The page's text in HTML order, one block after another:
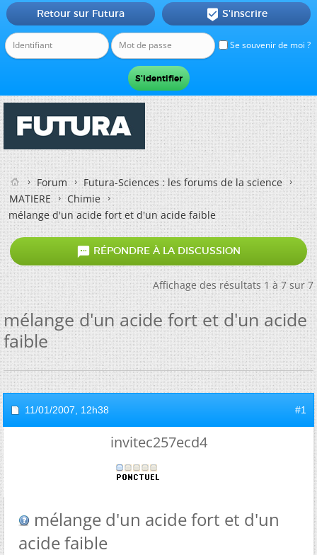
Se souvenir de moi ?
Retour sur Futura  S'inscrire
Forum
Futura-Sciences : les forums de la science
MATIERE
Chimie
mélange d'un acide fort et d'un acide faible
 RÉPONDRE À LA DISCUSSION
Affichage des résultats 1 à 7 sur 7
mélange d'un acide fort et d'un acide
faible
11/01/2007, 12h38 #1
invitec257ecd4
mélange d'un acide fort et d'un
acide faible